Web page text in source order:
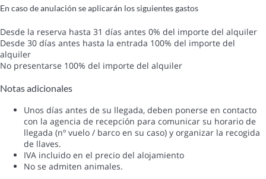
En caso de anulación se aplicarán los siguientes gastos
Desde la reserva hasta 31 días antes 0% del importe del alquiler
Desde 30 días antes hasta la entrada 100% del importe del
alquiler
No presentarse 100% del importe del alquiler
Notas adicionales
Unos días antes de su llegada, deben ponerse en contacto
con la agencia de recepción para comunicar su horario de
llegada (nº vuelo / barco en su caso) y organizar la recogida
de llaves.
IVA incluido en el precio del alojamiento
No se admiten animales.